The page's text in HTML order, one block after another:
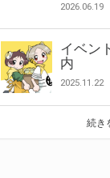
2026.06.19
イベン
内
2025.11.22
続き